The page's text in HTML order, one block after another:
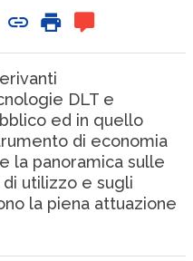
DLT e
ed in quello
di economia
la panoramica sulle
utilizzo e sugli
la piena attuazione